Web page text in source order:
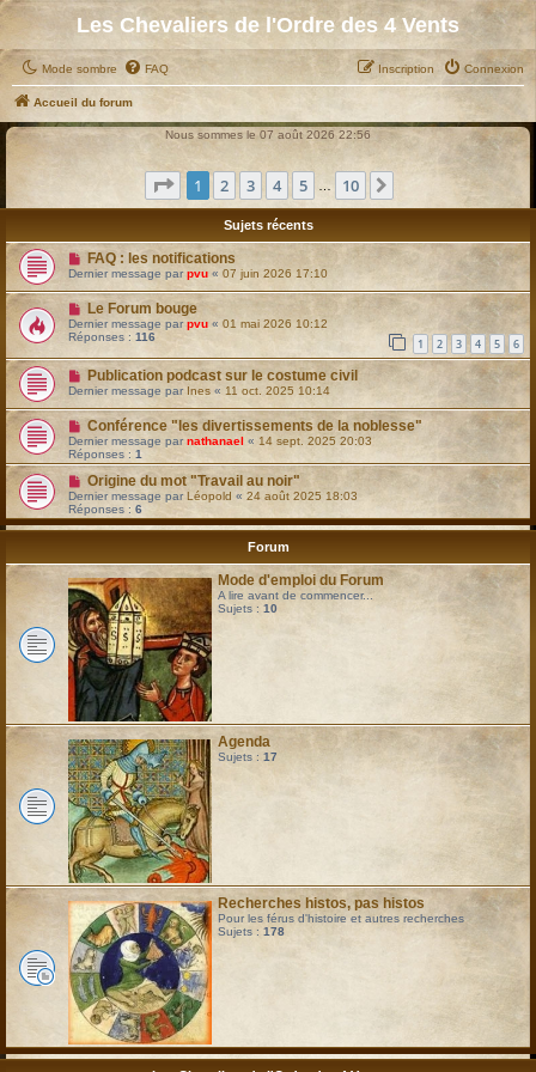
Les Chevaliers de l'Ordre des 4 Vents
Mode sombre FAQ Connexion
Inscription
Accueil du forum
Nous sommes le 07 août 2026 22:56
Page 1sur10
1 2 3 4 5 10
Sujets récents
FAQ : les notifications
Dernier message parpvu « 07 juin 2026 17:10
Le Forum bouge
Dernier message parpvu « 01 mai 2026 10:12
Réponses : 116 1 2 3 4 5 6
Publication podcast sur le costume civil
Dernier message par Ines « 11 oct. 2025 10:14
Conférence "les divertissements de la noblesse"
Dernier message parnathanael « 14 sept. 2025 20:03
Réponses : 1
Origine du mot "Travail au noir"
Dernier message par Léopold « 24 août 2025 18:03
Réponses : 6
Forum
Mode d'emploi du Forum
A lire avant de commencer...
Sujets : 10
Agenda
Sujets : 17
Recherches histos, pas histos
Pour les férus d'histoire et autres recherches
Sujets : 178